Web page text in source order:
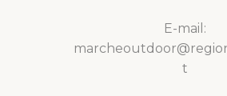
E-mail:
t